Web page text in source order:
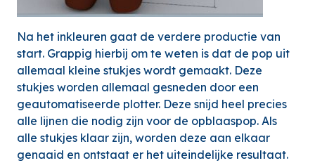
Na het inkleuren gaat de verdere productie van
start. Grappig hierbij om te weten is dat de pop uit
allemaal kleine stukjes wordt gemaakt. Deze
stukjes worden allemaal gesneden door een
geautomatiseerde plotter. Deze snijd heel precies
alle lijnen die nodig zijn voor de opblaaspop. Als
alle stukjes klaar zijn, worden deze aan elkaar
genaaid en ontstaat er het uiteindelijke resultaat.